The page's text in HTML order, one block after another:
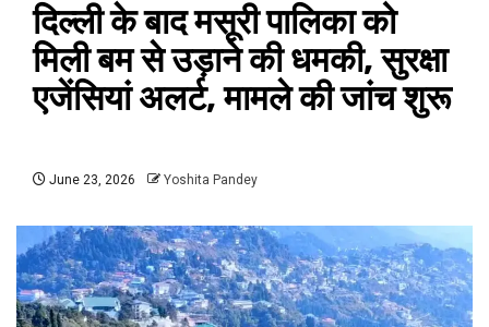
दिल्ली के बाद मसूरी पालिका को
मिली बम से उड़ाने की धमकी, सुरक्षा
एजेंसियां अलर्ट, मामले की जांच शुरू
June 23, 2026 Yoshita Pandey